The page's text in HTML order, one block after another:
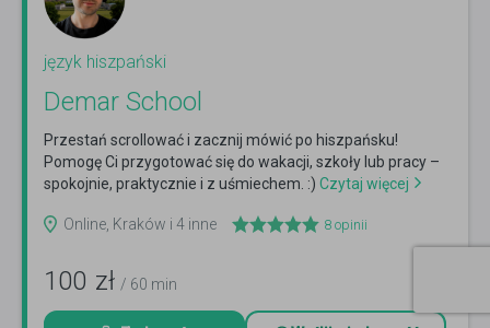
język hiszpański
Demar School
Przestań scrollować i zacznij mówić po hiszpańsku!
Pomogę Ci przygotować się do wakacji, szkoły lub pracy –
spokojnie, praktycznie i z uśmiechem. :) Czytaj więcej
Online, Kraków i 4 inne 8 opinii
100 zł / 60 min